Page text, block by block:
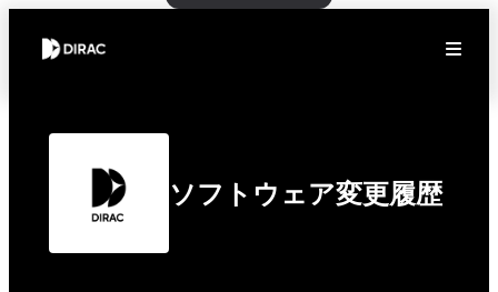
ソフトウェア変更履歴